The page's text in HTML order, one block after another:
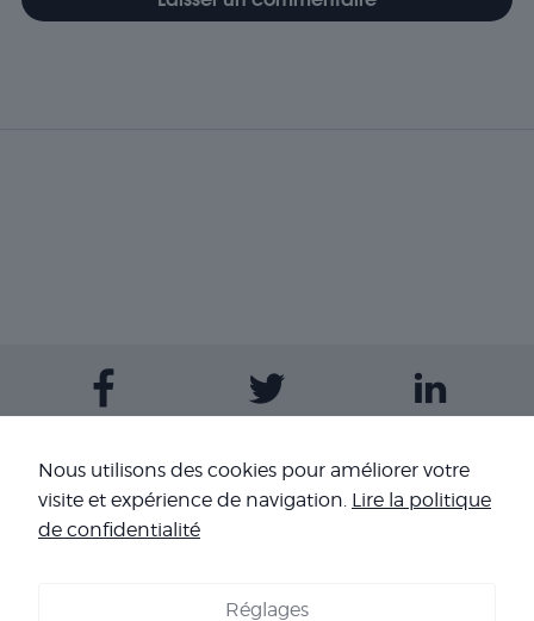
Contactez-nous
Nous utilisons des cookies pour améliorer votre
visite et expérience de navigation. Lire la politique
de confidentialité
Réglages